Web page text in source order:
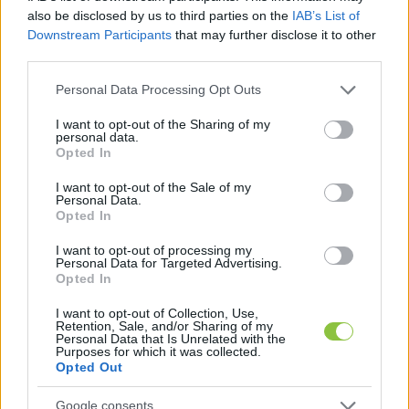
also be disclosed by us to third parties on the IAB’s List of
Downstream Participants that may further disclose it to other
Please note that this website/app uses one or more Google
not limited to your visit or usage behaviour. You may click to
grant or deny consent to Google and its third-party tags to
use your data for below specified purposes in below Google
consent section.
Personal Data Processing Opt Outs
I want to opt-out of the Sharing of my
personal data.
Opted In
I want to opt-out of the Sale of my
Personal Data.
Opted In
I want to opt-out of processing my
Personal Data for Targeted Advertising.
Opted In
I want to opt-out of Collection, Use,
Retention, Sale, and/or Sharing of my
Personal Data that Is Unrelated with the
Purposes for which it was collected.
Opted Out
Google consents
Kecskemét kulthelyévé tennék a
nagyinterjú Hódi Gergő
tulajdonossal
Sokan csupán egy belvárosi szórakozóhelyként tekintettek
rá, ám Hódi Gergő számára a Beszélő Köntös mindig is
jóval többet jelentett. A népszerű